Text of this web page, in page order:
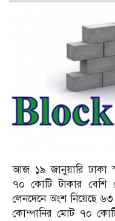
আজ ১৯ জানুয়ারি ঢাকা
৭০ কোটি টাকার বেশি
লেনদেনে অংশ নিয়েছে
কোম্পানির মোট ৭০